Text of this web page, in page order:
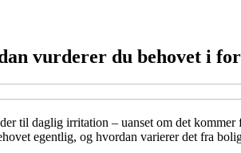
vurderer du behovet i
til daglig irritation – uanset om det
egentlig, og hvordan varierer det fra